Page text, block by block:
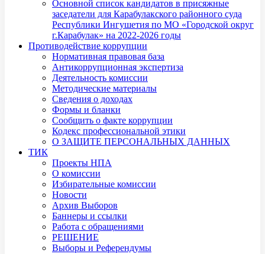
Основной список кандидатов в присяжные
заседатели для Карабулакского районного суда
Республики Ингушетия по МО «Городской округ
г.Карабулак» на 2022-2026 годы
Противодействие коррупции
Нормативная правовая база
Антикоррупционная экспертиза
Деятельность комиссии
Методические материалы
Сведения о доходах
Формы и бланки
Сообщить о факте коррупции
Кодекс профессиональной этики
О ЗАЩИТЕ ПЕРСОНАЛЬНЫХ ДАННЫХ
ТИК
Проекты НПА
О комиссии
Избирательные комиссии
Новости
Архив Выборов
Баннеры и ссылки
Работа с обращениями
РЕШЕНИЕ
Выборы и Референдумы